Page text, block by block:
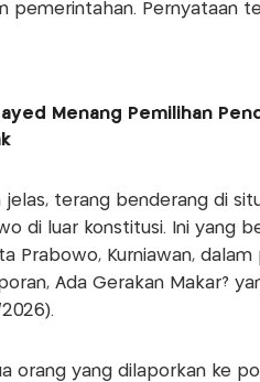
pemerintahan. Pernyataan
Menang Pemilihan
jelas, terang benderang di
di luar konstitusi. Ini yang
Prabowo, Kurniawan,
Ada Gerakan Makar?
orang yang dilaporkan ke